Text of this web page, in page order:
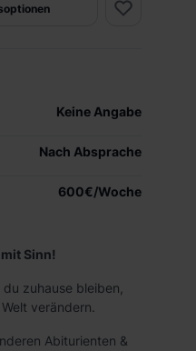
Keine Angabe
Nach Absprache
600€/Woche
Sinn!
zuhause bleiben,
verändern.
Abiturienten &